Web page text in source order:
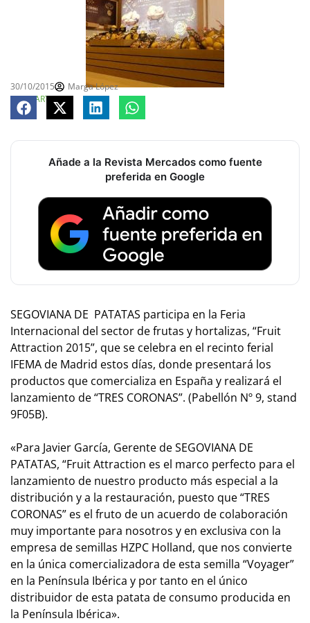
30/10/2015
Marga López
COMPARTE
Añade a la Revista Mercados como fuente
preferida en Google
SEGOVIANA DE PATATAS participa en la Feria
Internacional del sector de frutas y hortalizas, “Fruit
Attraction 2015”, que se celebra en el recinto ferial
IFEMA de Madrid estos días, donde presentará los
productos que comercializa en España y realizará el
lanzamiento de “TRES CORONAS”. (Pabellón Nº 9, stand
9F05B).
«Para Javier García, Gerente de SEGOVIANA DE
PATATAS, “Fruit Attraction es el marco perfecto para el
lanzamiento de nuestro producto más especial a la
distribución y a la restauración, puesto que “TRES
CORONAS” es el fruto de un acuerdo de colaboración
muy importante para nosotros y en exclusiva con la
empresa de semillas HZPC Holland, que nos convierte
en la única comercializadora de esta semilla “Voyager”
en la Península Ibérica y por tanto en el único
distribuidor de esta patata de consumo producida en
la Península Ibérica».